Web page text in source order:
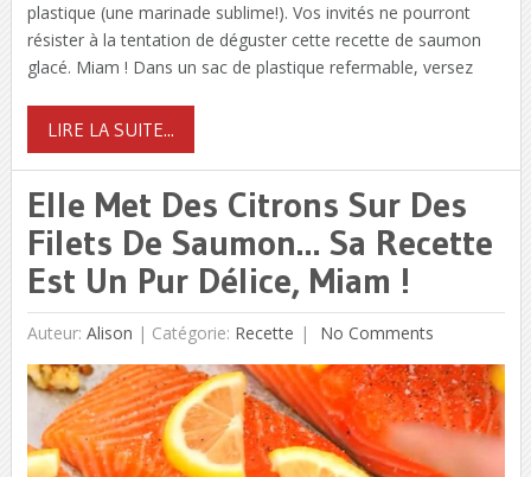
plastique (une marinade sublime!). Vos invités ne pourront
résister à la tentation de déguster cette recette de saumon
glacé. Miam ! Dans un sac de plastique refermable, versez
LIRE LA SUITE...
Elle Met Des Citrons Sur Des
Filets De Saumon… Sa Recette
Est Un Pur Délice, Miam !
Auteur: Alison | Catégorie: Recette No Comments